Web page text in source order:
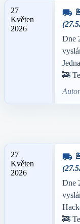
27
Květen
2026
local_shipping
Dne
🚒
Autor
27
Květen
2026
local_shipping
Dne
🚒